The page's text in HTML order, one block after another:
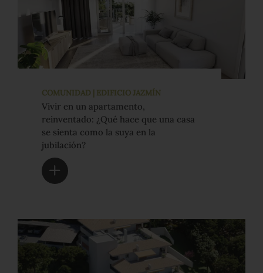
COMUNIDAD | EDIFICIO JAZMÍN
Vivir en un apartamento,
reinventado: ¿Qué hace que una casa
se sienta como la suya en la
jubilación?